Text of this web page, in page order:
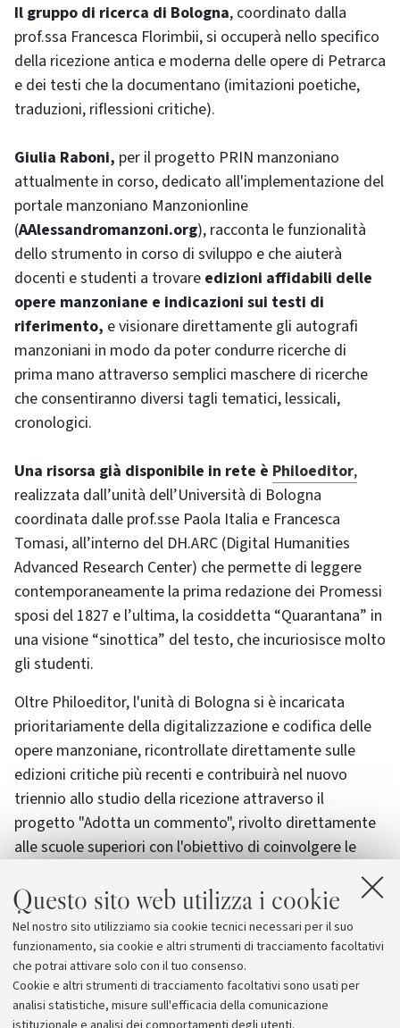
Questo sito web utilizza i cookie
Nel nostro sito utilizziamo sia cookie tecnici necessari per il suo
funzionamento, sia cookie e altri strumenti di tracciamento facoltativi
che potrai attivare solo con il tuo consenso.
Cookie e altri strumenti di tracciamento facoltativi sono usati per
analisi statistiche, misure sull'efficacia della comunicazione
Il gruppo di ricerca di Bologna, coordinato dalla
prof.ssa Francesca Florimbii, si occuperà nello specifico
della ricezione antica e moderna delle opere di Petrarca
e dei testi che la documentano (imitazioni poetiche,
traduzioni, riflessioni critiche).
Giulia Raboni, per il progetto PRIN manzoniano
attualmente in corso, dedicato all'implementazione del
portale manzoniano Manzonionline
(AAlessandromanzoni.org), racconta le funzionalità
dello strumento in corso di sviluppo e che aiuterà
docenti e studenti a trovare edizioni affidabili delle
opere manzoniane e indicazioni sui testi di
riferimento, e visionare direttamente gli autografi
manzoniani in modo da poter condurre ricerche di
prima mano attraverso semplici maschere di ricerche
che consentiranno diversi tagli tematici, lessicali,
cronologici.
Una risorsa già disponibile in rete è Philoeditor,
realizzata dall’unità dell’Università di Bologna
coordinata dalle prof.sse Paola Italia e Francesca
Tomasi, all’interno del DH.ARC (Digital Humanities
Advanced Research Center) che permette di leggere
contemporaneamente la prima redazione dei Promessi
sposi del 1827 e l’ultima, la cosiddetta “Quarantana” in
una visione “sinottica” del testo, che incuriosisce molto
gli studenti.
Oltre Philoeditor, l'unità di Bologna si è incaricata
prioritariamente della digitalizzazione e codifica delle
opere manzoniane, ricontrollate direttamente sulle
edizioni critiche più recenti e contribuirà nel nuovo
triennio allo studio della ricezione attraverso il
progetto "Adotta un commento", rivolto direttamente
alle scuole superiori con l'obiettivo di coinvolgere le
commenti storici ai Promessi sposi. Un apporto
concreto allo sviluppo di quelle competenze digitali che
sono sempre più richieste dal mondo della scuola e del
lavoro.